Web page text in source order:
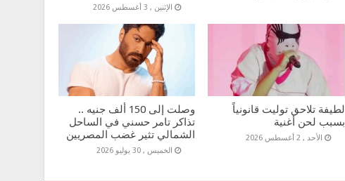
الإثنين , 3 أغسطس 2026
لطيفة تلاحق توليت قانونياً
بسبب لحن أغنية
الأحد , 2 أغسطس 2026
وصلت إلى 150 ألف جنيه ..
تذاكر تامر حسني في الساحل
الشمالي تثير غضب المصريين
الخميس , 30 يوليو 2026